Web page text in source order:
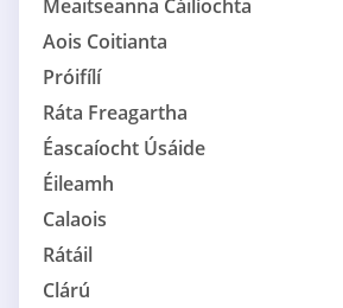
Meaitseanna Cáilíochta
Aois Coitianta
Próifílí
Ráta Freagartha
Éascaíocht Úsáide
Éileamh
Calaois
Rátáil
Clárú